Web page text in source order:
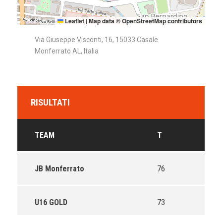
Leaflet |Map data ©OpenStreetMapcontributors
Via Giuseppe Visconti, 16, 15033 Casale
Monferrato AL, Italia
RISULTATI
TEAM T
JB Monferrato 76
U16 GOLD 73